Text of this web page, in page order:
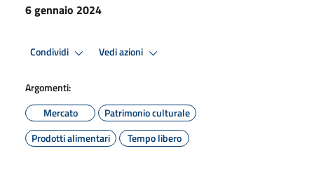
6 gennaio 2024
Condividi Vedi azioni
Argomenti:
Mercato
Patrimonio culturale
Prodotti alimentari
Tempo libero